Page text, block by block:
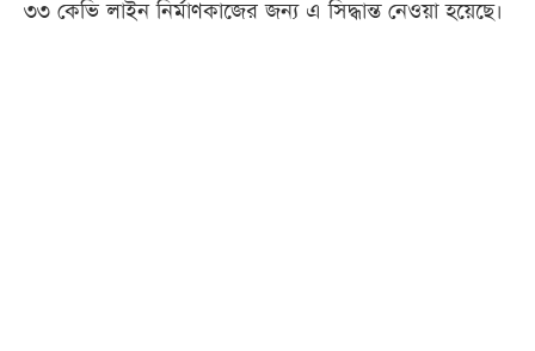
৩৩ কেভি লাইন নির্মাণকাজের জন্য এ সিদ্ধান্ত নেওয়া হয়েছে।